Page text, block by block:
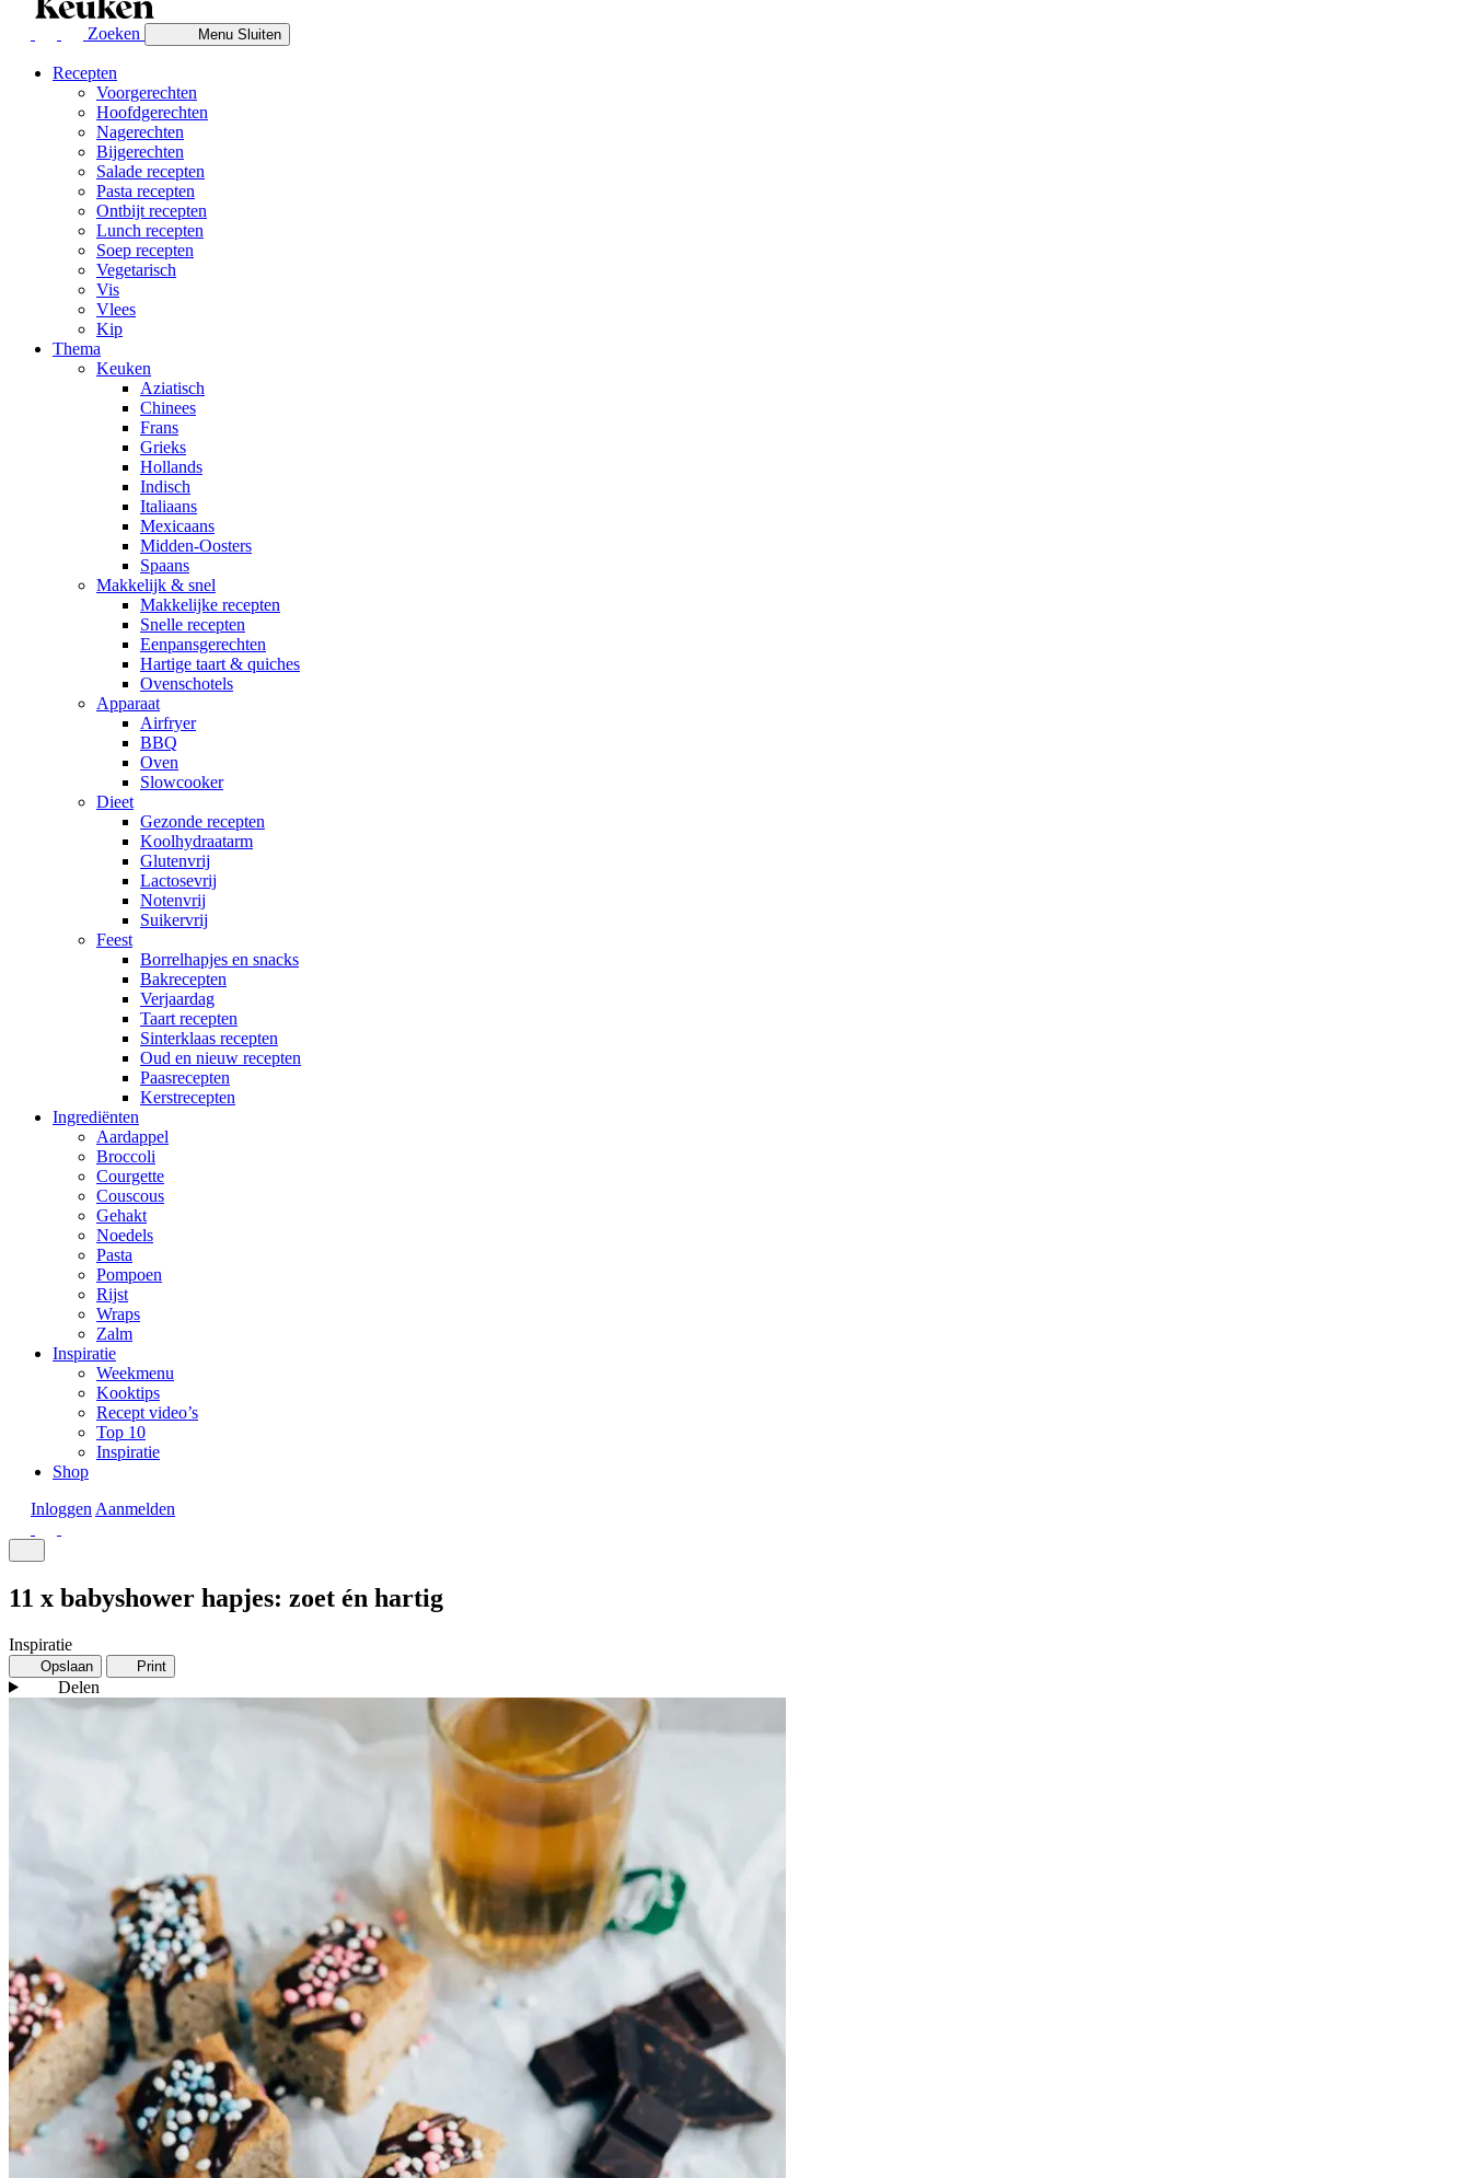
Zoeken MenuSluiten
Recepten
Voorgerechten
Hoofdgerechten
Nagerechten
Bijgerechten
Salade recepten
Pasta recepten
Ontbijt recepten
Lunch recepten
Soep recepten
Vegetarisch
Vis
Vlees
Kip
Thema
Keuken
Aziatisch
Chinees
Frans
Grieks
Hollands
Indisch
Italiaans
Mexicaans
Midden-Oosters
Spaans
Makkelijk & snel
Makkelijke recepten
Snelle recepten
Eenpansgerechten
Hartige taart & quiches
Ovenschotels
Apparaat
Airfryer
BBQ
Oven
Slowcooker
Dieet
Gezonde recepten
Koolhydraatarm
Glutenvrij
Lactosevrij
Notenvrij
Suikervrij
Feest
Borrelhapjes en snacks
Bakrecepten
Verjaardag
Taart recepten
Sinterklaas recepten
Oud en nieuw recepten
Paasrecepten
Kerstrecepten
Ingrediënten
Aardappel
Broccoli
Courgette
Couscous
Gehakt
Noedels
Pasta
Pompoen
Rijst
Wraps
Zalm
Inspiratie
Weekmenu
Kooktips
Recept video’s
Top 10
Inspiratie
Shop
Inloggen Aanmelden
11 x babyshower hapjes: zoet én hartig
Inspiratie
Opslaan Print
Delen